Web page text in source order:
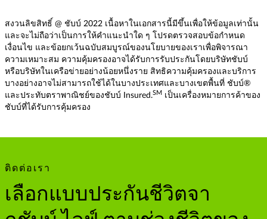
สงวนลิขสิทธิ์ @ ชับบ์ 2022 เนื้อหาในเอกสารนี้มีขึ้นเพื่อให้ข้อมูลเท่านั้น
และจะไม่ถือว่าเป็นการให้คำแนะนำใด ๆ โปรดตรวจสอบข้อกำหนด
เงื่อนไข และข้อยกเว้นฉบับสมบูรณ์ของนโยบายของเราเพื่อพิจารณา
ความเหมาะสม ความคุ้มครองอาจได้รับการรับประกันโดยบริษัทชับบ์
หรือบริษัทในเครือข่ายอย่างน้อยหนึ่งราย สิทธิความคุ้มครองและบริการ
บางอย่างอาจไม่สามารถใช้ได้ในบางประเทศและบางเขตพื้นที่ ชับบ์®
และประทับตราพาณิชย์ของชับบ์ Insured.SM เป็นเครื่องหมายการค้าของ
ชับบ์ที่ได้รับการคุ้มครอง
ติดต่อเรา
เลือกแบบประกันชีวิตจา